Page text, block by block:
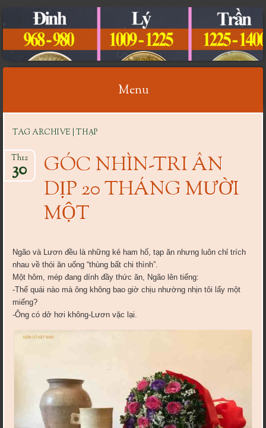
CỔ VẬT VIỆT NAM
Menu
content
TAG ARCHIVE | THẠP
GÓC NHÌN-TRI ÂN
DỊP 20 THÁNG MƯỜI
MỘT
Th12
30
Ngão và Lươn đều là những kẻ ham hố, tạp ăn nhưng luôn chỉ trích
nhau về thói ăn uống “thùng bất chi thình”.
Một hôm, mép đang dính đầy thức ăn, Ngão lên tiếng:
-Thế quái nào mà ông không bao giờ chịu nhường nhịn tôi lấy một
miếng?
-Ông có dở hơi không-Lươn vặc lại.